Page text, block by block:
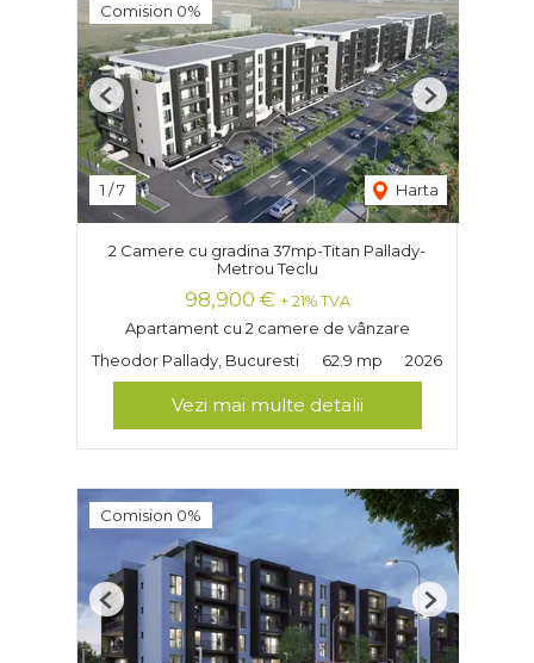
Comision 0%
1 /7 Harta
Previous Next
2 Camere cu gradina 37mp-Titan Pallady-
Metrou Teclu
98,900 € + 21% TVA
Apartament cu 2 camere de vânzare
Theodor Pallady, Bucuresti
62.9 mp 2026
Vezi mai multe detalii
Comision 0%
Previous Next